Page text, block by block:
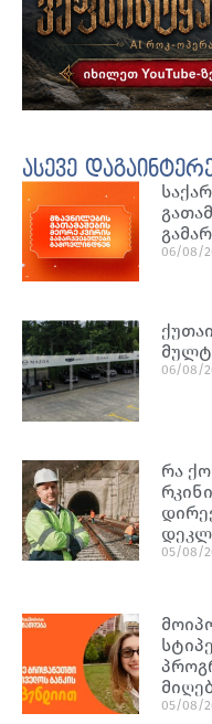
ასევე
06/08/
06/08/
რა
05/08/
05/08/